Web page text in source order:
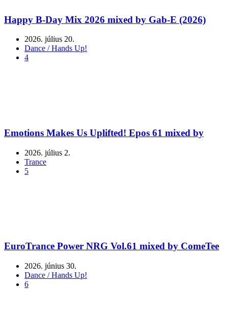
Happy B-Day Mix 2026 mixed by Gab-E (2026)
2026. július 20.
Dance / Hands Up!
4
Emotions Makes Us Uplifted! Epos 61 mixed by
2026. július 2.
Trance
5
EuroTrance Power NRG Vol.61 mixed by ComeTee
2026. június 30.
Dance / Hands Up!
6